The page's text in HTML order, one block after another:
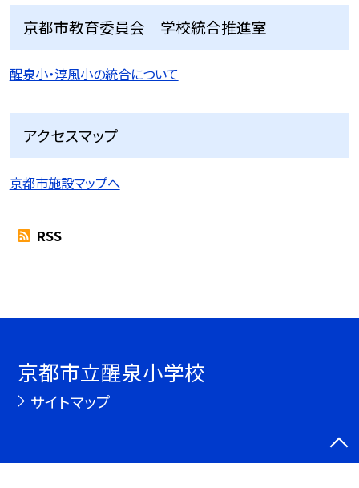
京都市教育委員会 学校統合推進室
醒泉小・淳風小の統合について
アクセスマップ
京都市施設マップへ
RSS
京都市立醒泉小学校
サイトマップ